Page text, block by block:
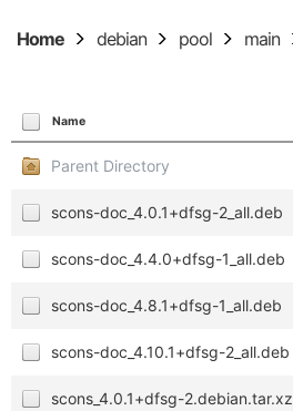
Home debian pool main
Name
Parent Directory
scons-doc_4.0.1+dfsg-2_all.deb
scons-doc_4.4.0+dfsg-1_all.deb
scons-doc_4.8.1+dfsg-1_all.deb
scons-doc_4.10.1+dfsg-2_all.deb
scons_4.0.1+dfsg-2.debian.tar.xz